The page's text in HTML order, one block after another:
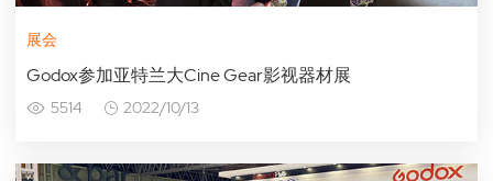
展会
Godox参加亚特兰大Cine Gear影视器材展
5514 2022/10/13